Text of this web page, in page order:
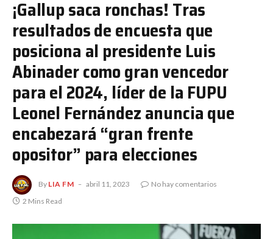
¡Gallup saca ronchas! Tras
resultados de encuesta que
posiciona al presidente Luis
Abinader como gran vencedor
para el 2024, líder de la FUPU
Leonel Fernández anuncia que
encabezará “gran frente
opositor” para elecciones
By LIA FM abril 11, 2023
No hay comentarios
2 Mins Read